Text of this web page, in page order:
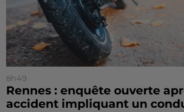
8h49
Rennes : enquête ouverte
accident impliquant un